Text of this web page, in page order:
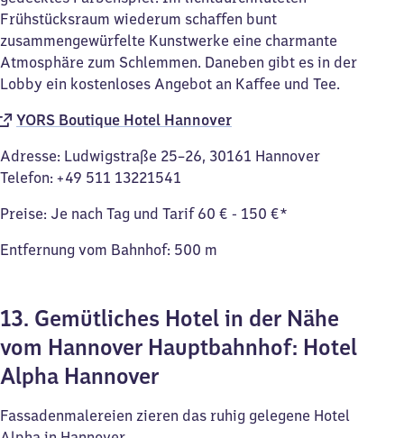
Frühstücksraum wiederum schaffen bunt
zusammengewürfelte Kunstwerke eine charmante
Atmosphäre zum Schlemmen. Daneben gibt es in der
Lobby ein kostenloses Angebot an Kaffee und Tee.
YORS Boutique Hotel Hannover
Adresse: Ludwigstraße 25–26, 30161 Hannover
Telefon: +49 511 13221541
Preise: Je nach Tag und Tarif 60 € - 150 €*
Entfernung vom Bahnhof: 500 m
13. Gemütliches Hotel in der Nähe
vom Hannover Hauptbahnhof: Hotel
Alpha Hannover
Fassadenmalereien zieren das ruhig gelegene Hotel